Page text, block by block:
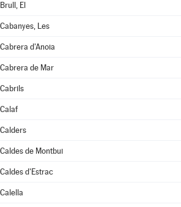
Brull, El
Cabanyes, Les
Cabrera d'Anoia
Cabrera de Mar
Cabrils
Calaf
Calders
Caldes de Montbui
Caldes d'Estrac
Calella